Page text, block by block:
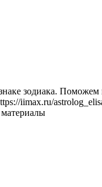
зодиака.
iimax.ru/